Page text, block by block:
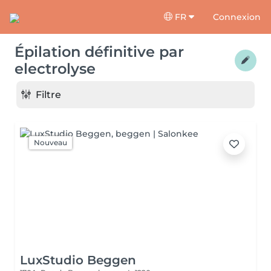
FR Connexion
Épilation définitive par
electrolyse
Filtre
Nouveau
LuxStudio Beggen